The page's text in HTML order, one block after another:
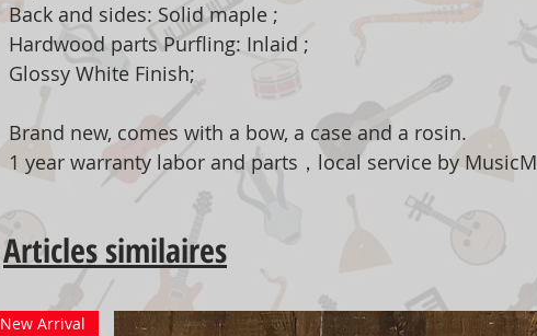
Back and sides: Solid maple ;
Hardwood parts Purfling: Inlaid ;
Glossy White Finish;
Brand new, comes with a bow, a case and a rosin.
1 year warranty labor and parts，local service by MusicM
Articles similaires
New Arrival